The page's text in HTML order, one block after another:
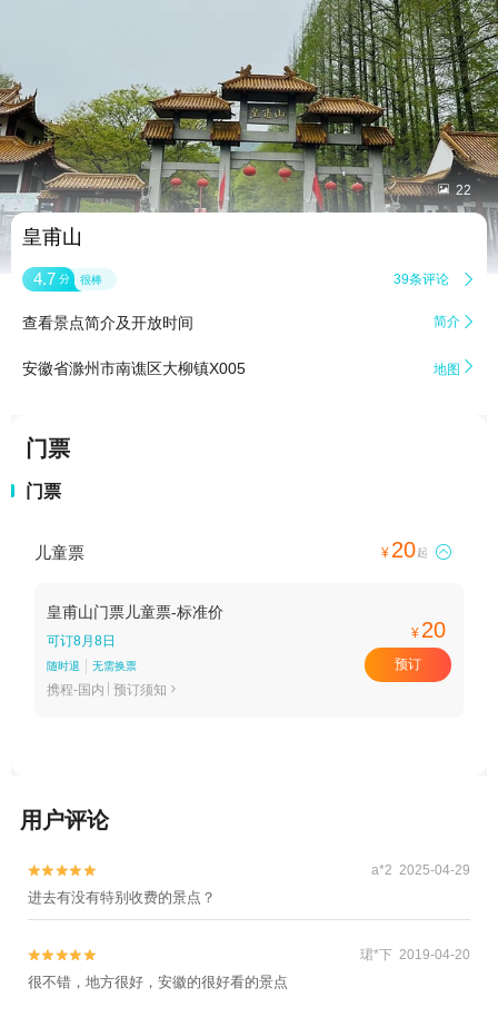
 22
皇甫山
4.7 分 很棒 39条评论 
查看景点简介及开放时间 简介 
安徽省滁州市南谯区大柳镇X005 地图 
门票
门票
儿童票 ¥ 20起 
皇甫山门票儿童票-标准价
可订8月8日
随时退 无需换票
携程-国内 预订须知 
¥ 20
预订
用户评论

 a*2 2025-04-29
进去有没有特别收费的景点？

 珺*下 2019-04-20
很不错，地方很好，安徽的很好看的景点